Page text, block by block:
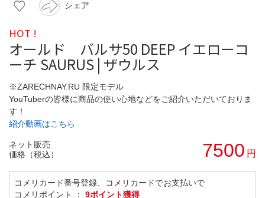
シェア
HOT !
オールド バルサ50 DEEP イエローコ
ーチ SAURUS | ザウルス
※ZARECHNAY.RU 限定モデル
YouTuberの皆様に商品の使い心地などをご紹介いただいておりま
す！
紹介動画はこちら
ネット販売
価格（税込）
7500 円
コメリカード番号登録、コメリカードでお支払いで
コメリポイント ： 9ポイント獲得